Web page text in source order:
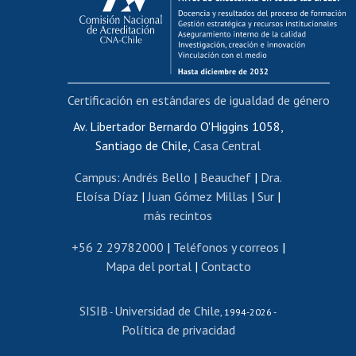
Funcionarias/os
Cursos internos de capacitación
Bienestar del personal
Portal de movilidad interna
Certificado de renta
Certificado de renta honorarios
Editar páginas blancas
Extranjeras/os
Revalidación y reconocimiento de títulos
Postulación al Programa de Movilidad Estudiantil
Cursos de español
Av. Libertador Bernardo O'Higgins 1058,
Santiago de Chile, Casa Central
Campus: Andrés Bello | Beauchef| Dra.
Eloísa Díaz | Juan Gómez Millas | Sur |
más recintos
+56 2 29782000 | Teléfonos y correos |
Mapa del portal| Contacto
SISIB - Universidad de Chile , 1994-2026 -
Política de privacidad
Certificación en estándares de igualdad de género